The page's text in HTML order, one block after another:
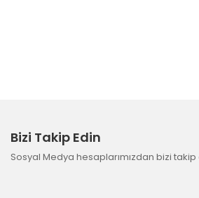
Bizi Takip Edin
Sosyal Medya hesaplarımızdan bizi